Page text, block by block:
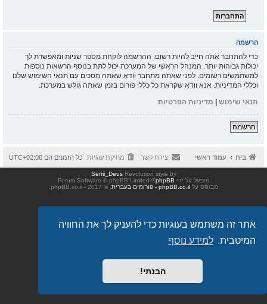
אתר זה משתמש בעוגיות כדי להעניק לך את החוויה
המיטבית. למידע נוסף
הבנתי!
הרשמה
כדי להתחבר אתה חייב להיות רשום. ההרשמה לוקחת מספר שניות ומאפשרת לך
יכולות גבוהות יותר. המנהל הראשי של המערכת יכול לתת בנוסף הרשאות נוספות
למשתמשים רשומים. לפני שאתה מתחבר וודא שאתה מסכים עם תנאי השימוש שלנו
וכללי המדיניות. אנא וודא שקראת כל כללי פורום בזמן שאתה גולש במערכת.
תנאי שימוש | מדיניות הפרטיות
הרשמה
בית עמוד ראשי כל הזמנים הם UTC+02:00 מחיקת עוגיות יצירת קשר
Revolution style by
Semi_Deus
מופעל על ידי phpBB
® Forum Software © phpBB Limited
מבוסס על phpBB.co.il - פורומים בעברית . © 2017 - phpBB.co.il.